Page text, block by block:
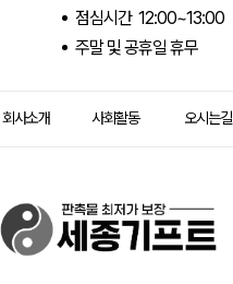
점심시간 12:00~13:00
주말 및 공휴일 휴무
회사소개 사회활동 오시는길